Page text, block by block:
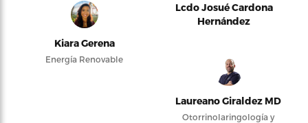
Kiara Gerena
Energía Renovable
Lcdo Josué Cardona
Hernández
Laureano Giraldez MD
Otorrinolaringología y